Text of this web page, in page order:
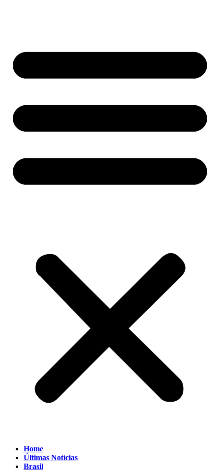
Home
Últimas Notícias
Brasil